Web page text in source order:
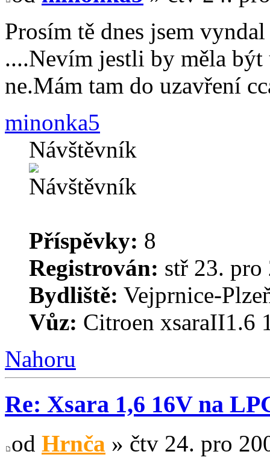
Prosím tě dnes jsem
....Nevím jestli by měla být
ne.Mám tam do uzavření
minonka5
Návštěvník
Příspěvky: 8
Registrován: stř 23. pro
Bydliště: Vejprnice-
Vůz: Citroen xsaraII1.6
Nahoru
Re: Xsara 1,6 16V na
od Hrnča » čtv 24. pro